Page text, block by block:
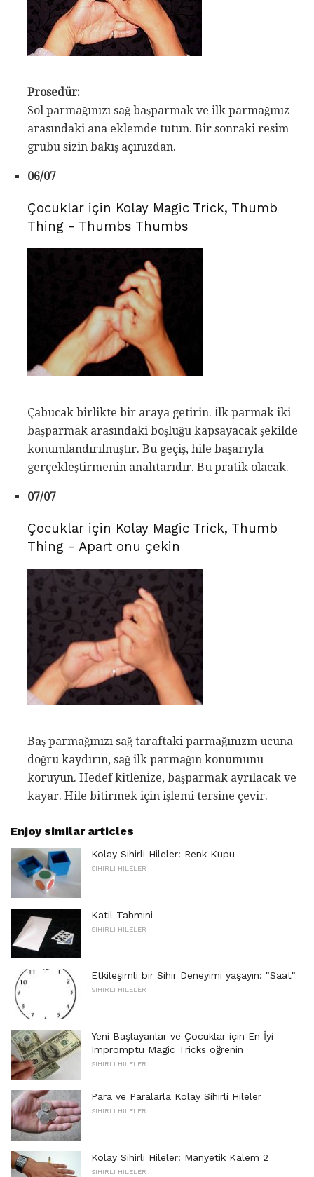
Prosedür:
Sol parmağınızı sağ başparmak ve ilk parmağınız
arasındaki ana eklemde tutun. Bir sonraki resim
grubu sizin bakış açınızdan.
06/07
Çocuklar için Kolay Magic Trick, Thumb
Thing - Thumbs Thumbs
Çabucak birlikte bir araya getirin. İlk parmak iki
başparmak arasındaki boşluğu kapsayacak şekilde
konumlandırılmıştır. Bu geçiş, hile başarıyla
gerçekleştirmenin anahtarıdır. Bu pratik olacak.
07/07
Çocuklar için Kolay Magic Trick, Thumb
Thing - Apart onu çekin
Baş parmağınızı sağ taraftaki parmağınızın ucuna
doğru kaydırın, sağ ilk parmağın konumunu
koruyun. Hedef kitlenize, başparmak ayrılacak ve
kayar. Hile bitirmek için işlemi tersine çevir.
Enjoy similar articles
Kolay Sihirli Hileler: Renk Küpü
SIHIRLI HILELER
Katil Tahmini
SIHIRLI HILELER
Etkileşimli bir Sihir Deneyimi yaşayın: "Saat"
SIHIRLI HILELER
Yeni Başlayanlar ve Çocuklar için En İyi
Impromptu Magic Tricks öğrenin
SIHIRLI HILELER
Para ve Paralarla Kolay Sihirli Hileler
SIHIRLI HILELER
Kolay Sihirli Hileler: Manyetik Kalem 2
SIHIRLI HILELER